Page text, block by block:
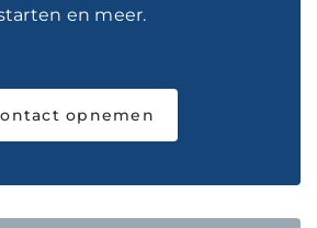
en meer.
opnemen